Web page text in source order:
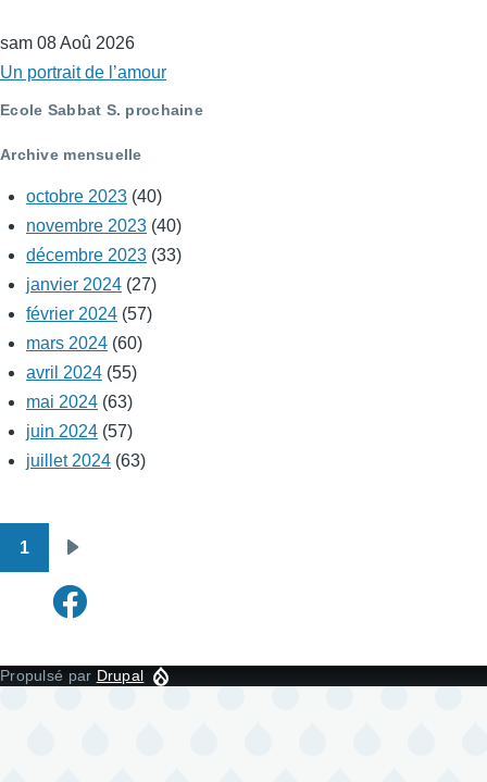
sam 08 Aoû 2026
Un portrait de l’amour
Ecole Sabbat S. prochaine
Archive mensuelle
octobre 2023 (40)
novembre 2023 (40)
décembre 2023 (33)
janvier 2024 (27)
février 2024 (57)
mars 2024 (60)
avril 2024 (55)
mai 2024 (63)
juin 2024 (57)
juillet 2024 (63)
Pagination
1
suivante
Propulsé par Drupal